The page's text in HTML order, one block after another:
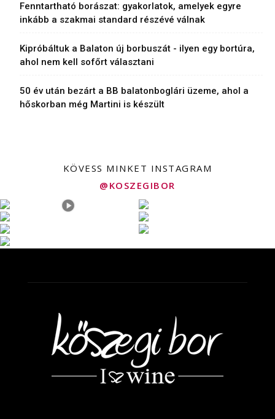
Fenntartható borászat: gyakorlatok, amelyek egyre
inkább a szakmai standard részévé válnak
Kipróbáltuk a Balaton új borbuszát - ilyen egy bortúra,
ahol nem kell sofőrt választani
50 év után bezárt a BB balatonboglári üzeme, ahol a
hőskorban még Martini is készült
KÖVESS MINKET INSTAGRAM
@KOSZEGIBOR